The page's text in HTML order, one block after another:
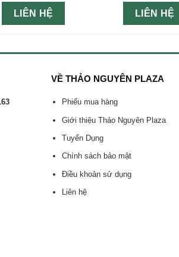
LIÊN HỆ LIÊN HỆ
VỀ THẢO NGUYÊN PLAZA
Phiếu mua hàng
Giới thiệu Thảo Nguyên Plaza
Tuyển Dụng
Chính sách bảo mật
Điều khoản sử dụng
Liên hệ